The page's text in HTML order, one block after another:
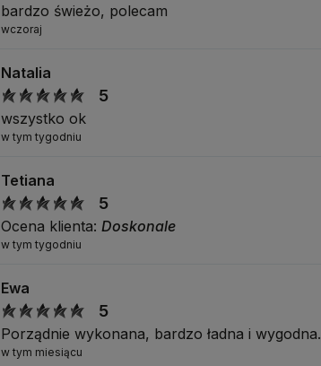
bardzo świeżo, polecam
wczoraj
Natalia
5
wszystko ok
w tym tygodniu
Tetiana
5
Ocena klienta: Doskonale
w tym tygodniu
Ewa
5
Porządnie wykonana, bardzo ładna i wygodna.
w tym miesiącu